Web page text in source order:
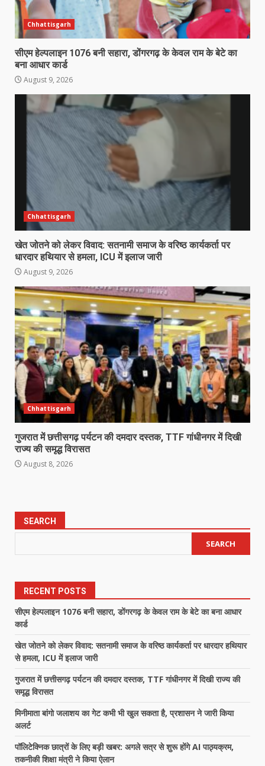
Chhattisgarh
सीएम हेल्पलाइन 1076 बनी सहारा, डोंगरगढ़ के केवल राम के बेटे का
बना आधार कार्ड
August 9, 2026
Chhattisgarh
खेत जोतने को लेकर विवाद: सतनामी समाज के वरिष्ठ कार्यकर्ता पर
धारदार हथियार से हमला, ICU में इलाज जारी
August 9, 2026
Chhattisgarh
गुजरात में छत्तीसगढ़ पर्यटन की दमदार दस्तक, TTF गांधीनगर में दिखी
राज्य की समृद्ध विरासत
August 8, 2026
SEARCH
SEARCH
RECENT POSTS
सीएम हेल्पलाइन 1076 बनी सहारा, डोंगरगढ़ के केवल राम के बेटे का बना आधार
कार्ड
खेत जोतने को लेकर विवाद: सतनामी समाज के वरिष्ठ कार्यकर्ता पर धारदार हथियार
से हमला, ICU में इलाज जारी
गुजरात में छत्तीसगढ़ पर्यटन की दमदार दस्तक, TTF गांधीनगर में दिखी राज्य की
समृद्ध विरासत
मिनीमाता बांगो जलाशय का गेट कभी भी खुल सकता है, प्रशासन ने जारी किया
अलर्ट
पॉलिटेक्निक छात्रों के लिए बड़ी खबर: अगले सत्र से शुरू होंगे AI पाठ्यक्रम,
तकनीकी शिक्षा मंत्री ने किया ऐलान